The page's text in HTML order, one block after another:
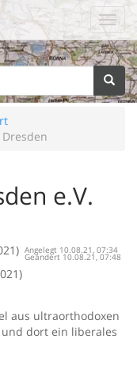
e.V.
Angelegt 10.08.21, 07:34
Geändert 10.08.21, 07:48
aus ultraorthodoxen
dort ein liberales